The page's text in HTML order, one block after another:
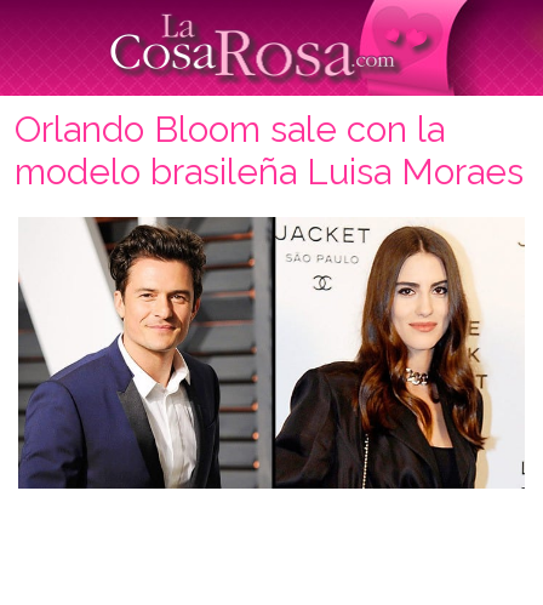
Orlando Bloom sale con la
modelo brasileña Luisa Moraes